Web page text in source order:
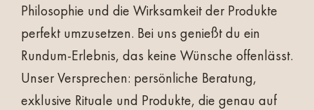
Philosophie und die Wirksamkeit der Produkte
perfekt umzusetzen. Bei uns genießt du ein
Rundum-Erlebnis, das keine Wünsche offenlässt.
Unser Versprechen: persönliche Beratung,
exklusive Rituale und Produkte, die genau auf